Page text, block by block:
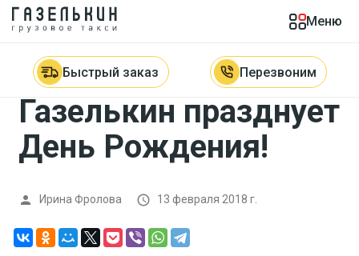
Меню
Быстрый заказ Перезвоним
Главная  Новости Газелькин празднует День Рождения!
Газелькин празднует
День Рождения!
 Ирина Фролова  13 февраля 2018 г.